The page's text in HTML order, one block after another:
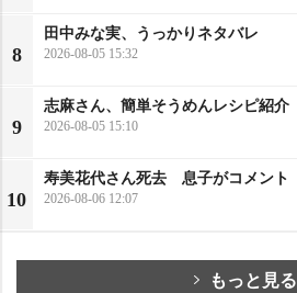
8
田中みな実、うっかりネタバレ
2026-08-05 15:32
9
志麻さん、簡単そうめんレシピ紹介
2026-08-05 15:10
10
寿美花代さん死去 息子がコメント
2026-08-06 12:07
もっと見る